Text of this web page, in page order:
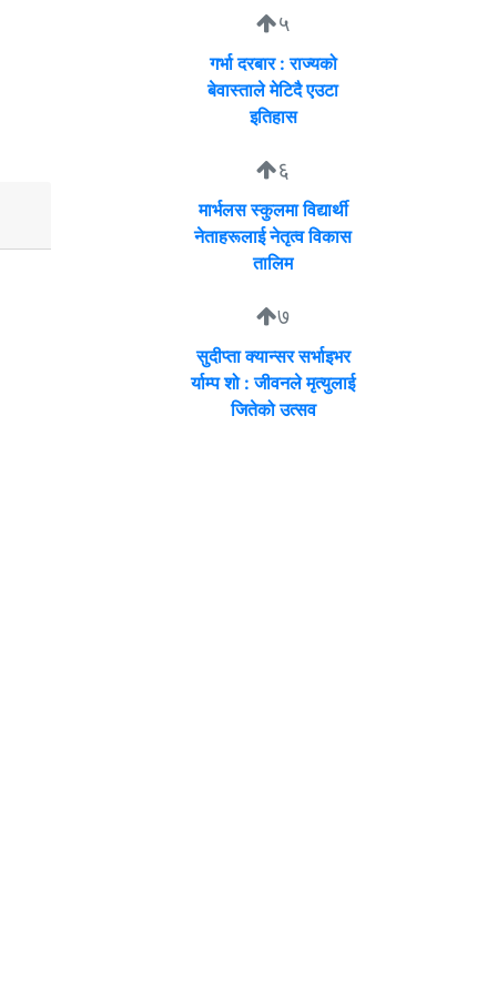
५
गर्भा दरबार : राज्यको
बेवास्ताले मेटिदै एउटा
इतिहास
६
मार्भलस स्कुलमा विद्यार्थी
नेताहरूलाई नेतृत्व विकास
तालिम
७
सुदीप्ता क्यान्सर सर्भाइभर
र्याम्प शो : जीवनले मृत्युलाई
जितेको उत्सव